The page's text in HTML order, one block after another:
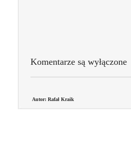
Komentarze są wyłączone
Autor: Rafał Kraik